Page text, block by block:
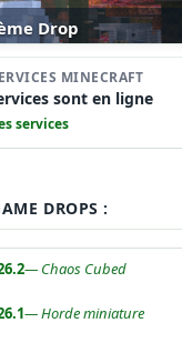
Drop
MINECRAFT
sont en ligne
services
DROPS :
— Chaos Cubed
— Horde miniature